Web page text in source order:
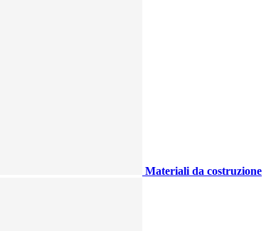
Materiali da costruzione